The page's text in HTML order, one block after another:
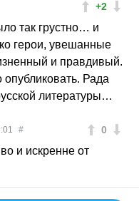
+2
так грустно… и
герои, увешанные
и правдивый.
Рада
литературы…
0
#
и искренне от